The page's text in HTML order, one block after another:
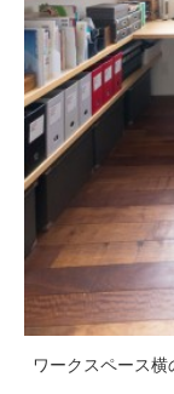
ワークスペース横